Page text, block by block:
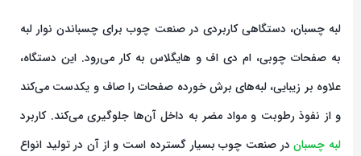
لبه چسبان، دستگاهی کاربردی در صنعت چوب برای چسباندن نوار لبه
به صفحات چوبی، ام دی اف و هایگلاس به کار می‌رود. این دستگاه،
علاوه بر زیبایی، لبه‌های برش خورده صفحات را صاف و یکدست می‌کند
و از نفوذ رطوبت و مواد مضر به داخل آن‌ها جلوگیری می‌کند. کاربرد
لبه چسباندر صنعت چوب بسیار گسترده است و از آن در تولید انواع